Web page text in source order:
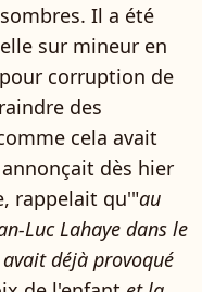
Il a été
sur mineur en
corruption de
des
cela avait
dès hier
rappelait qu'"au
Luc Lahaye dans le
déjà provoqué